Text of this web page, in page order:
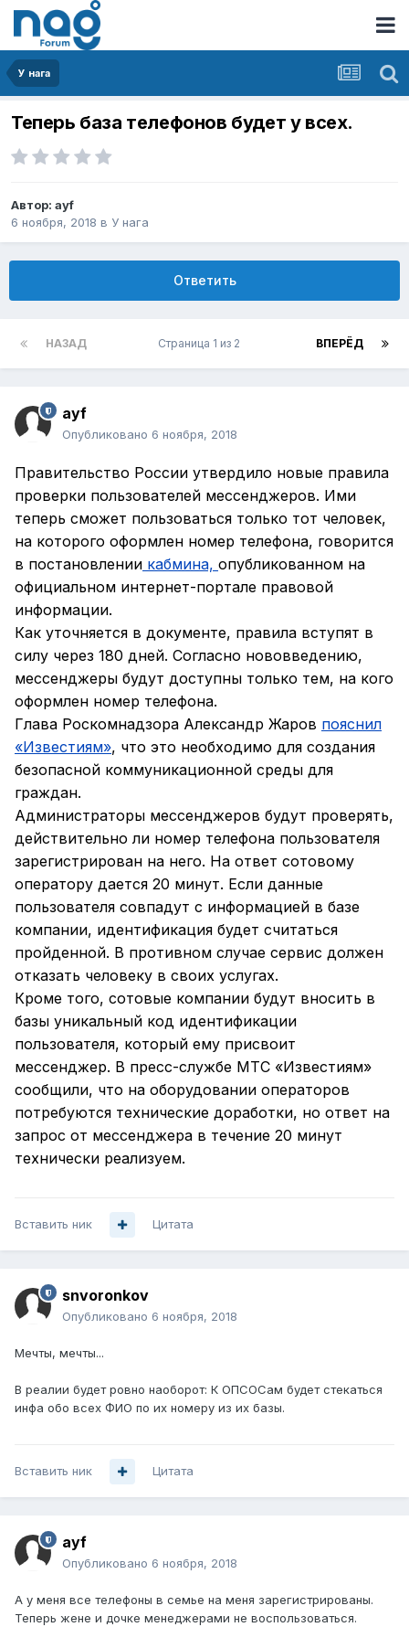
У нага
Теперь база телефонов будет у всех.
Автор: ayf
6 ноября, 2018 в У нага
Ответить
НАЗАД ВПЕРЁД
Страница 1 из 2
ayf
Опубликовано 6 ноября, 2018
Правительство России утвердило новые правила
проверки пользователей мессенджеров. Ими
теперь сможет пользоваться только тот человек,
на которого оформлен номер телефона, говорится
в постановлении кабмина, опубликованном на
официальном интернет-портале правовой
информации.
Как уточняется в документе, правила вступят в
силу через 180 дней. Согласно нововведению,
мессенджеры будут доступны только тем, на кого
оформлен номер телефона.
Глава Роскомнадзора Александр Жаров пояснил
«Известиям», что это необходимо для создания
безопасной коммуникационной среды для
граждан.
Администраторы мессенджеров будут проверять,
действительно ли номер телефона пользователя
зарегистрирован на него. На ответ сотовому
оператору дается 20 минут. Если данные
пользователя совпадут с информацией в базе
компании, идентификация будет считаться
пройденной. В противном случае сервис должен
отказать человеку в своих услугах.
Кроме того, сотовые компании будут вносить в
базы уникальный код идентификации
пользователя, который ему присвоит
мессенджер. В пресс-службе МТС «Известиям»
сообщили, что на оборудовании операторов
потребуются технические доработки, но ответ на
запрос от мессенджера в течение 20 минут
технически реализуем.
Вставить ник Цитата
snvoronkov
Опубликовано 6 ноября, 2018
Мечты, мечты...
В реалии будет ровно наоборот: К ОПСОСам будет стекаться
инфа обо всех ФИО по их номеру из их базы.
Вставить ник Цитата
ayf
Опубликовано 6 ноября, 2018
А у меня все телефоны в семье на меня зарегистрированы.
Теперь жене и дочке менеджерами не воспользоваться.